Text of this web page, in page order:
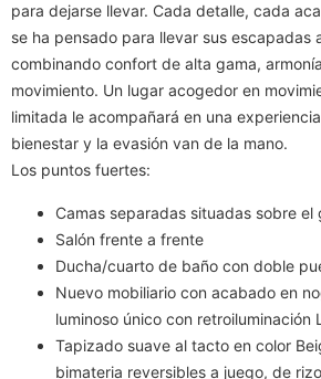
para dejarse llevar. Cada detalle, cada
se ha pensado para llevar sus escapadas
combinando confort de alta gama,
movimiento. Un lugar acogedor en
limitada le acompañará en una
bienestar y la evasión van de la mano.
Los puntos fuertes:
Camas separadas situadas sobre el
Salón frente a frente
Ducha/cuarto de baño con doble
Nuevo mobiliario con acabado en
luminoso único con retroiluminación
Tapizado suave al tacto en color
bimateria reversibles a juego, de